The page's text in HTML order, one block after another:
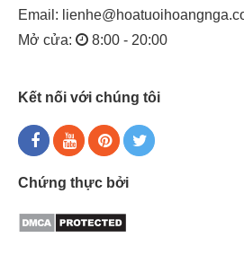
Email:
Mở cửa:
8:00 - 20:00
Kết nối với chúng tôi
Chứng thực bởi